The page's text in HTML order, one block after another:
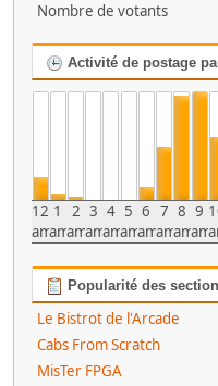
Nombre de votants
Activité de postage
12
am
1
am
2
am
3
am
4
am
5
am
6
am
7
am
8
am
9
am
Popularité des
Le Bistrot de l'Arcade
Cabs From Scratch
MisTer FPGA